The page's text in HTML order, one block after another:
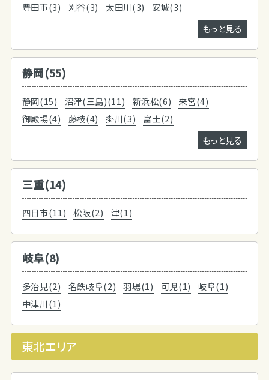
豊田市(3)
刈谷(3) 太田川(3)
安城(3)
もっと見る
静岡(55)
静岡(15) 沼津(三島)(11) 新浜松(6)
来宮(4)
御殿場(4)
藤枝(4) 掛川(3)
富士(2)
もっと見る
三重(14)
四日市(11) 松阪(2) 津(1)
岐阜(8)
多治見(2) 名鉄岐阜(2) 羽場(1) 可児(1)
岐阜(1)
中津川(1)
東北エリア